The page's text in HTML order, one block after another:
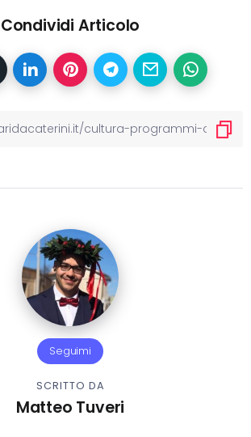
Condividi Articolo
Seguimi
SCRITTO DA
Matteo Tuveri